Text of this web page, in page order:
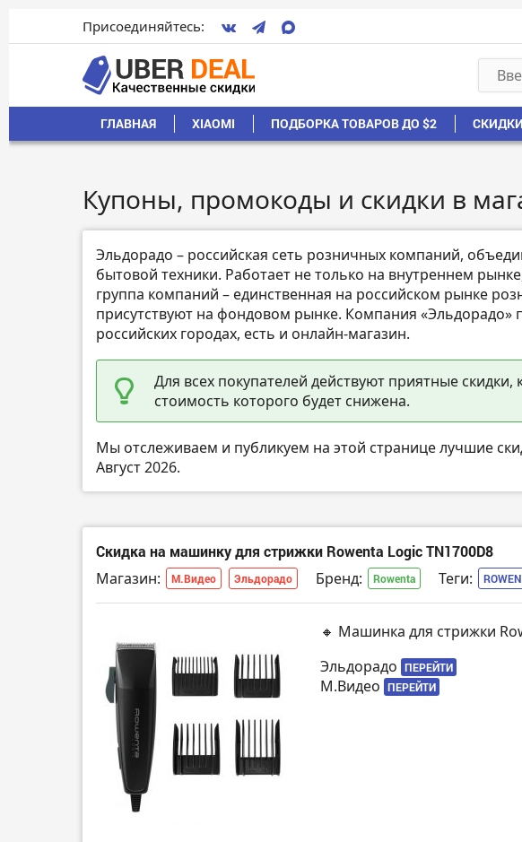
Присоединяйтесь:
ГЛАВНАЯ XIAOMI ПОДБОРКА ТОВАРОВ ДО $2 СКИДКИ
Купоны, промокоды и скидки в
Эльдорадо – российская сеть розничных компаний,
бытовой техники. Работает не только на внутреннем
группа компаний – единственная на российском рынке
присутствуют на фондовом рынке. Компания «Эльдорадо»
российских городах, есть и онлайн-магазин.
Для всех покупателей действуют приятные
стоимость которого будет снижена.
Мы отслеживаем и публикуем на этой странице лучшие
Август 2026.
Скидка на машинку для стрижки Rowenta Logic TN1700D8
Магазин: М.Видео Эльдорадо Бренд: Rowenta Теги:
🔸 Машинка для стрижки
Эльдорадо ПЕРЕЙТИ
М.Видео ПЕРЕЙТИ